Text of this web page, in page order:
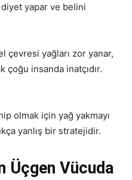
yapar ve belini
çevresi yağları zor yanar,
insanda inatçıdır.
olmak için yağ yakmayı
yanlış bir stratejidir.
Üçgen Vücuda